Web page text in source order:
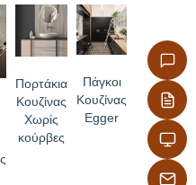
Πορτάκια
Κουζίνας
Χωρίς
κούρβες
Πάγκοι
Κουζίνας
Egger